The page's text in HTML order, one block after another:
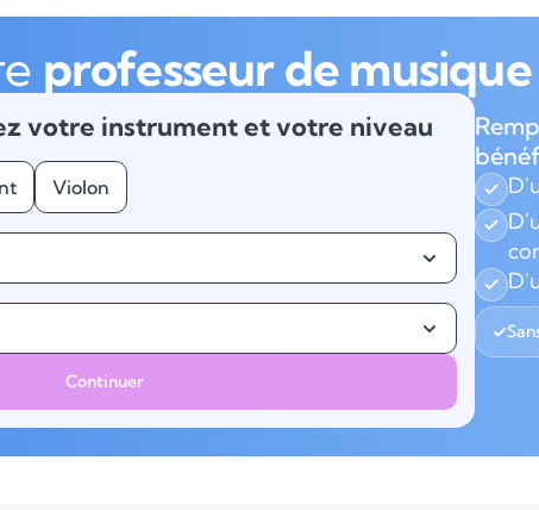
professeur de musique
votre instrument et votre niveau
Violon
Continuer